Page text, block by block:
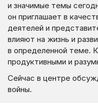
и значимые темы
он приглашает в
деятелей и
влияют на жизнь и
в определенной теме.
продуктивными и
Сейчас в центре
войны.